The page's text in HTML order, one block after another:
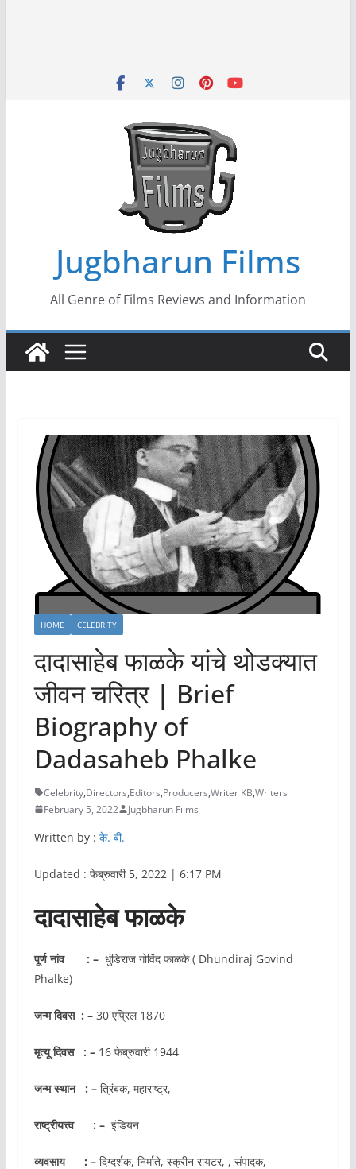
Jugbharun Films
All Genre of Films Reviews and Information
HOME CELEBRITY
दादासाहेब फाळके यांचे थोडक्यात
जीवन चरित्र | Brief
Biography of
Dadasaheb Phalke
Celebrity,Directors,Editors,Producers,Writer KB,Writers
February 5, 2022
Jugbharun Films
Written by : के. बी.
Updated : फेब्रुवारी 5, 2022 | 6:17 PM
दादासाहेब फाळके
पूर्ण नांव : – धुंडिराज गोविंद फाळके ( Dhundiraj Govind
Phalke)
जन्म दिवस : – 30 एप्रिल 1870
मृत्यू दिवस : – 16 फेब्रुवारी 1944
जन्म स्थान : –त्रिंबक, महाराष्ट्र,
राष्ट्रीयत्त्व : – इंडियन
व्यवसाय : – दिग्दर्शक, निर्माते, स्क्रीन रायटर, , संपादक,